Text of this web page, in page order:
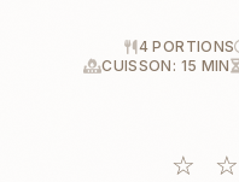
4 PORTIONS
CUISSON: 15 MIN
☆ ☆